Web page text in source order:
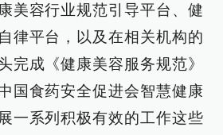
美容行业规范引导平台、健
律平台，以及在相关机构的
完成《健康美容服务规范》
国食药安全促进会智慧健康
一系列积极有效的工作这些